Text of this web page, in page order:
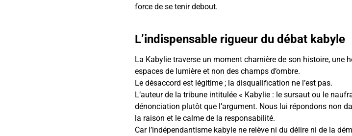
force de se tenir debout.
L’indispensable rigueur du débat kabyle
La Kabylie traverse un moment charnière de son histoire, une
espaces de lumière et non des champs d’ombre.
Le désaccord est légitime ; la disqualification ne l’est pas.
L’auteur de la tribune intitulée « Kabylie : le sursaut ou le
dénonciation plutôt que l’argument. Nous lui répondons non
la raison et le calme de la responsabilité.
Car l’indépendantisme kabyle ne relève ni du délire ni de la